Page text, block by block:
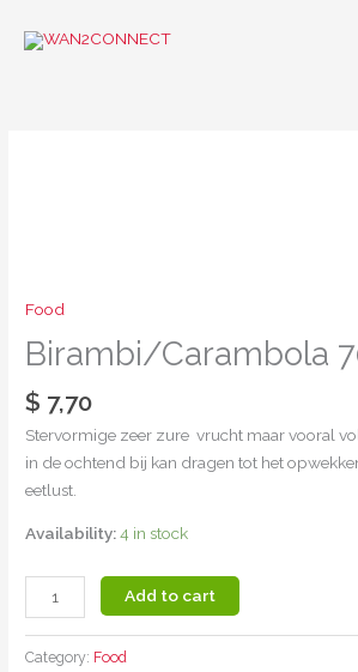
Food
Birambi/Carambola
$ 7,70
Stervormige zeer zure vrucht maar vooral
in de ochtend bij kan dragen tot het
eetlust.
Availability:4 in stock
Add to cart
Category: Food